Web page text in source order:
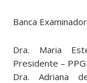
Banca
Dra. Maria
Presidente –
Dra. Adriana